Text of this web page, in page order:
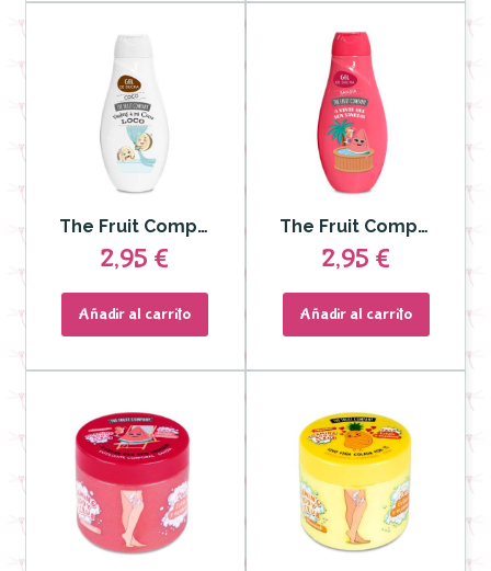
The Fruit Company - Gel de Ducha Coco 600 ml
2,95 €
Añadir al carrito
The Fruit Company - Gel de Ducha Sandía 600 ml
2,95 €
Añadir al carrito